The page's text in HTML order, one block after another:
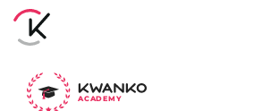
ACADEMY